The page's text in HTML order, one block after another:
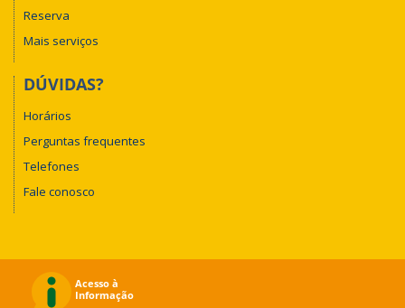
Reserva
Mais serviços
DÚVIDAS?
Horários
Perguntas frequentes
Telefones
Fale conosco